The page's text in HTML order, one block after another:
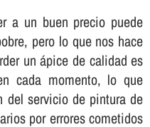
a un buen precio puede
pero lo que nos hace
un ápice de calidad es
cada momento, lo que
del servicio de pintura de
por errores cometidos